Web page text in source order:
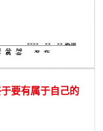
要有属于自己的